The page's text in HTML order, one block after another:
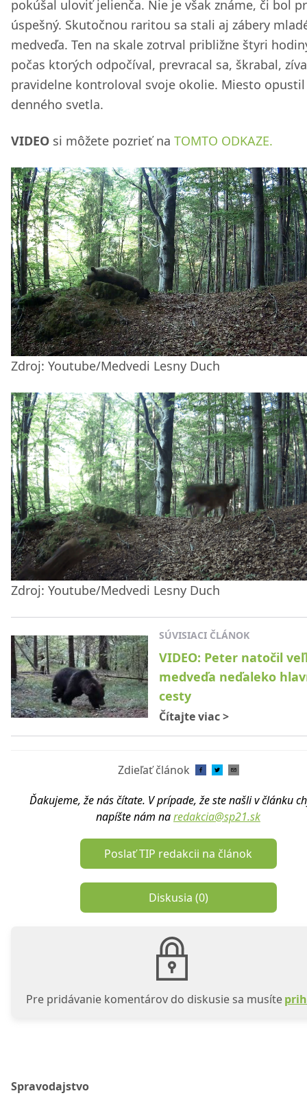
pokúšal uloviť jelienča. Nie je však známe, či bol
úspešný. Skutočnou raritou sa stali aj zábery
medveďa. Ten na skale zotrval približne štyri
počas ktorých odpočíval, prevracal sa, škrabal,
pravidelne kontroloval svoje okolie. Miesto opustil
denného svetla.
VIDEO si môžete pozrieť na TOMTO ODKAZE.
Zdroj: Youtube/Medvedi Lesny Duch
Zdroj: Youtube/Medvedi Lesny Duch
SÚVISIACI ČLÁNOK
VIDEO: Peter natočil
medveďa neďaleko
cesty
Čítajte viac>
Zdieľať článok
Ďakujeme, že nás čítate. V prípade, že ste našli v článku
napíšte nám naredakcia@sp21.sk
Poslať TIP redakcii na článok
Diskusia (0)
Pre pridávanie komentárov do diskusie sa musíte
Spravodajstvo